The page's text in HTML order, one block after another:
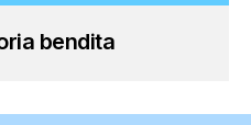
bendita